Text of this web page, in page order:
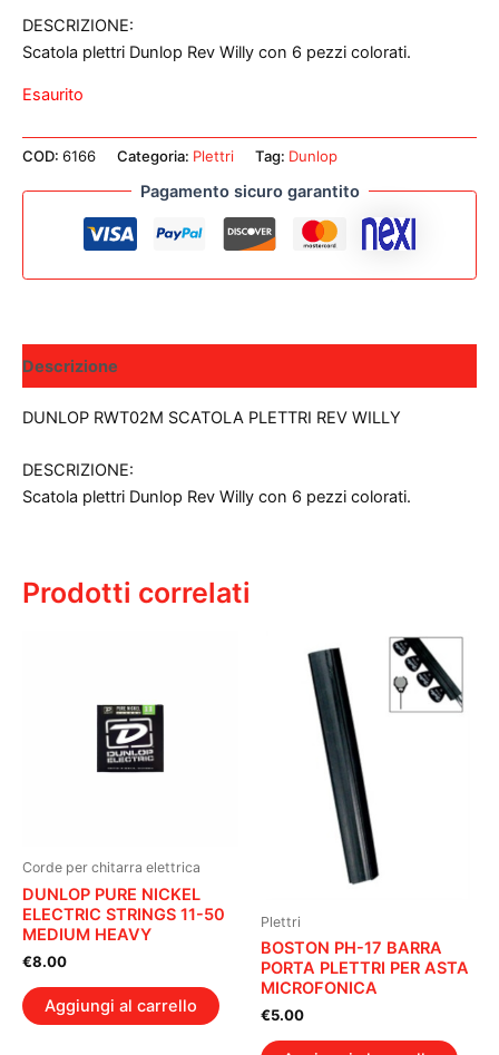
DESCRIZIONE:
Scatola plettri Dunlop Rev Willy con 6 pezzi colorati.
Esaurito
COD: 6166 Categoria: Plettri Tag: Dunlop
Pagamento sicuro garantito
Descrizione
DUNLOP RWT02M SCATOLA PLETTRI REV WILLY
DESCRIZIONE:
Scatola plettri Dunlop Rev Willy con 6 pezzi colorati.
Prodotti correlati
Corde per chitarra elettrica
DUNLOP PURE NICKEL
ELECTRIC STRINGS 11-50
MEDIUM HEAVY
€8.00
Aggiungi al carrello
Plettri
BOSTON PH-17 BARRA
PORTA PLETTRI PER ASTA
MICROFONICA
€5.00